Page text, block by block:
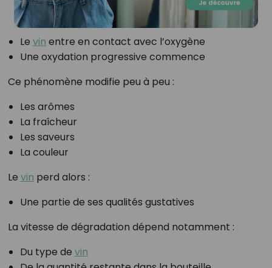
Le vin entre en contact avec l’oxygène
Une oxydation progressive commence
Ce phénomène modifie peu à peu :
Les arômes
La fraîcheur
Les saveurs
La couleur
Le vin perd alors :
Une partie de ses qualités gustatives
La vitesse de dégradation dépend notamment :
Du type de vin